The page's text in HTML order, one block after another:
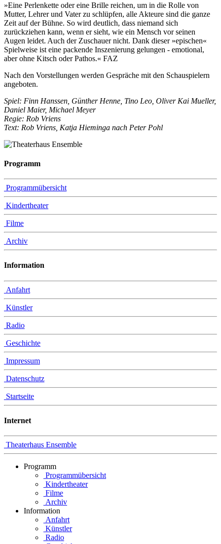
»Eine Perlenkette oder eine Brille reichen, um in die Rolle von
Mutter, Lehrer und Vater zu schlüpfen, alle Akteure sind die ganze
Zeit auf der Bühne. So wird deutlich, dass niemand sich
zurückziehen kann, wenn er sieht, wie ein Mensch vor seinen
Augen leidet. Auch der Zuschauer nicht. Dank dieser »epischen«
Spielweise ist eine packende Inszenierung gelungen - emotional,
aber ohne Kitsch oder Pathos.« FAZ
Nach den Vorstellungen werden Gespräche mit den Schauspielern
angeboten.
Spiel: Finn Hanssen, Günther Henne, Tino Leo, Oliver Kai Mueller,
Daniel Maier, Michael Meyer
Regie: Rob Vriens
Text: Rob Vriens, Katja Hieminga nach Peter Pohl
Programm
Programmübersicht
Kindertheater
Filme
Archiv
Information
Anfahrt
Künstler
Radio
Geschichte
Impressum
Datenschutz
Startseite
Internet
Theaterhaus Ensemble
Programm
Programmübersicht
Kindertheater
Filme
Archiv
Information
Anfahrt
Künstler
Radio